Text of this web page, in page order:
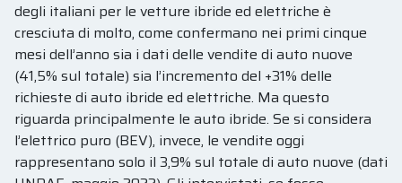
degli italiani per le vetture ibride ed elettriche è
cresciuta di molto, come confermano nei primi cinque
mesi dell’anno sia i dati delle vendite di auto nuove
(41,5% sul totale) sia l’incremento del +31% delle
richieste di auto ibride ed elettriche. Ma questo
riguarda principalmente le auto ibride. Se si considera
l’elettrico puro (BEV), invece, le vendite oggi
rappresentano solo il 3,9% sul totale di auto nuove (dati